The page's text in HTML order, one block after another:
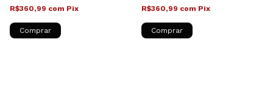
R$360,99 com Pix
Comprar
R$360,99 com Pix
Comprar